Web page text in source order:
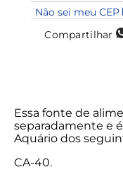
Não sei meu CEP
Compartilhar
Essa fonte de
separadamente e
Aquário dos
CA-40.